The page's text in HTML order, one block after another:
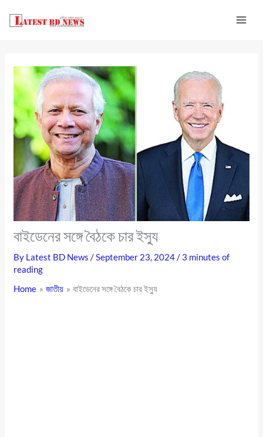
বাইডেনের সঙ্গে বৈঠকে চার ইস্যু
By Latest BD News/September 23, 2024/ 3 minutes of
reading
Home
জাতীয় বাইডেনের সঙ্গে বৈঠকে চার ইস্যু